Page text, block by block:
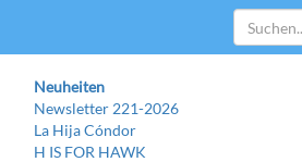
Neuheiten
Newsletter 221-2026
La Hija Cóndor
H IS FOR HAWK